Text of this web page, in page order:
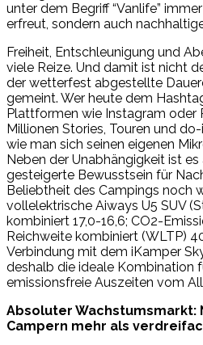
unter dem Begriff “Vanlife”
erfreut, sondern auch
Freiheit, Entschleunigung und
viele Reize. Und damit ist nicht
der wetterfest abgestellte
gemeint. Wer heute dem
Plattformen wie Instagram oder
Millionen Stories, Touren und
wie man sich seinen eigenen
Neben der Unabhängigkeit ist es
gesteigerte Bewusstsein für
Beliebtheit des Campings noch
vollelektrische Aiways U5 SUV
kombiniert 17,0-16,6; CO2-
Reichweite kombiniert (WLTP)
Verbindung mit dem iKamper
deshalb die ideale Kombination
emissionsfreie Auszeiten vom
Absoluter Wachstumsmarkt:
Campern mehr als